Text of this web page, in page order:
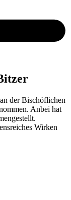
der Bischöflichen
Anbei hat
Wirken